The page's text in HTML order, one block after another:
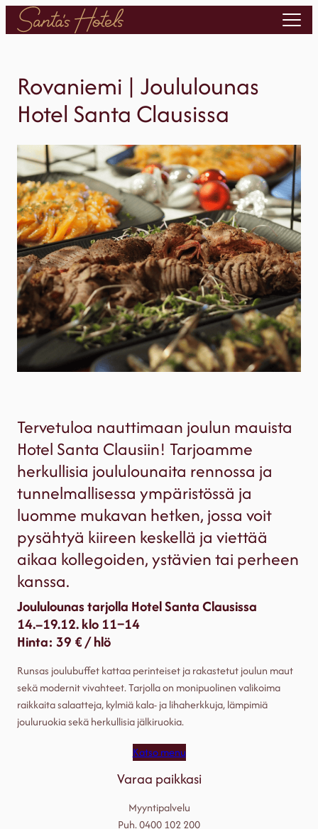
Siirry
sisältöön
Rovaniemi | Joululounas
Hotel Santa Clausissa
Tervetuloa nauttimaan joulun mauista
Hotel Santa Clausiin! Tarjoamme
herkullisia joululounaita rennossa ja
tunnelmallisessa ympäristössä ja
luomme mukavan hetken, jossa voit
pysähtyä kiireen keskellä ja viettää
aikaa kollegoiden, ystävien tai perheen
kanssa.
Joululounas tarjolla Hotel Santa Clausissa
14.–19.12. klo 11–14
Hinta: 39 € / hlö
Runsas joulubuffet kattaa perinteiset ja rakastetut joulun maut
sekä modernit vivahteet. Tarjolla on monipuolinen valikoima
raikkaita salaatteja, kylmiä kala- ja lihaherkkuja, lämpimiä
jouluruokia sekä herkullisia jälkiruokia.
Katso menu
Varaa paikkasi
Myyntipalvelu
Puh. 0400 102 200